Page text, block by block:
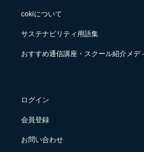
cokiについて
サステナビリティ用語集
おすすめ通信講座・スクール紹介メデ
ログイン
会員登録
お問い合わせ